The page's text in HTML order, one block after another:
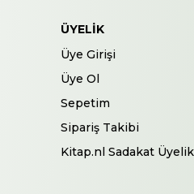
ÜYELIK
Üye Girişi
Üye Ol
Sepetim
Sipariş Takibi
Kitap.nl Sadakat